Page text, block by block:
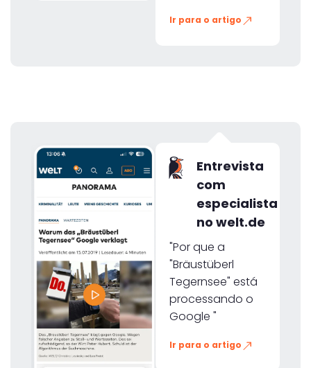
Ir para o artigo
Entrevista
com
especialista
no welt.de
"Por que a
"Bräustüberl
Tegernsee" está
processando o
Google "
Ir para o artigo